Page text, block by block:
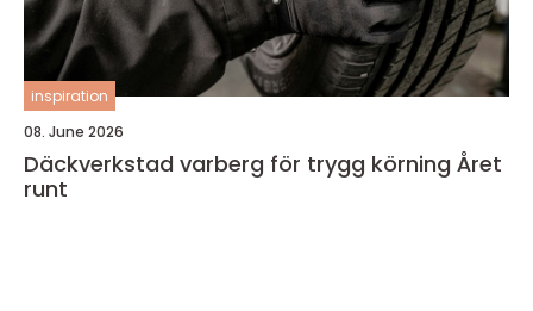
inspiration
08. June 2026
Däckverkstad varberg för trygg körning Året
runt